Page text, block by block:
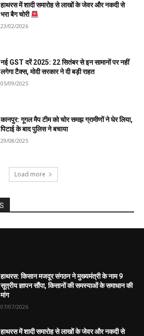
हाथरस: किसान मजदूर संगठन ने मुख्यमंत्री के नाम 9
सूत्रीय ज्ञापन सौंपा, किसानों की समस्याओं के समाधान की
मांग
07/07/2026
हाथरस में शादी समारोह से लाखों के जेवर और नकदी से